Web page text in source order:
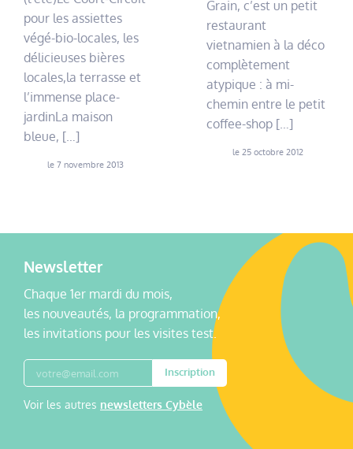
pour les assiettes
végé-bio-locales, les
délicieuses bières
locales,la terrasse et
l’immense place-
jardinLa maison
bleue, […]
le 7 novembre 2013
Grain, c’est un petit
restaurant
vietnamien à la déco
complètement
atypique : à mi-
chemin entre le petit
coffee-shop […]
le 25 octobre 2012
Newsletter
Chaque 1er mardi du mois,
les nouveautés, la programmation,
les invitations pour les visites test.
Inscription
Voir les autres newsletters Cybèle